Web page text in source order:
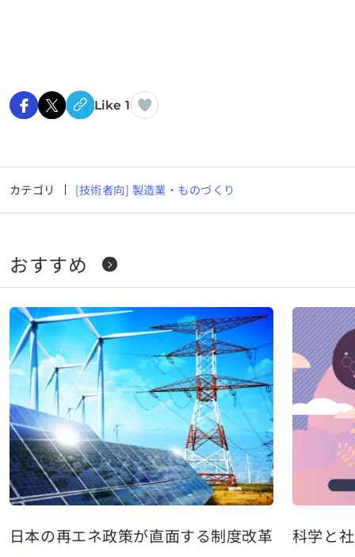
Like 1
カテゴリ [技術者向] 製造業・ものづくり
おすすめ
日本の再エネ政策が直面する制度改革の必要性
科学と